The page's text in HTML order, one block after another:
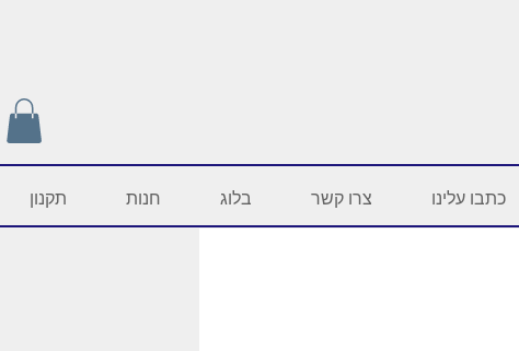
כתבו עלינו צרו קשר בלוג חנות תקנון